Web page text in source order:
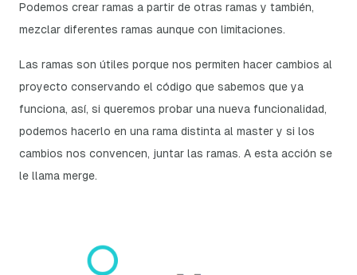
Podemos crear ramas a partir de otras ramas y también,
mezclar diferentes ramas aunque con limitaciones.
Las ramas son útiles porque nos permiten hacer cambios al
proyecto conservando el código que sabemos que ya
funciona, así, si queremos probar una nueva funcionalidad,
podemos hacerlo en una rama distinta al master y si los
cambios nos convencen, juntar las ramas. A esta acción se
le llama merge.